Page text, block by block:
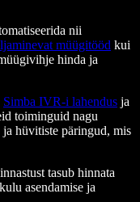
nii
müügitööd kui
hinda ja
Simba IVR-i lahendus ja
toiminguid nagu
hüvitiste päringud, mis
tasub hinnata
asendamise ja